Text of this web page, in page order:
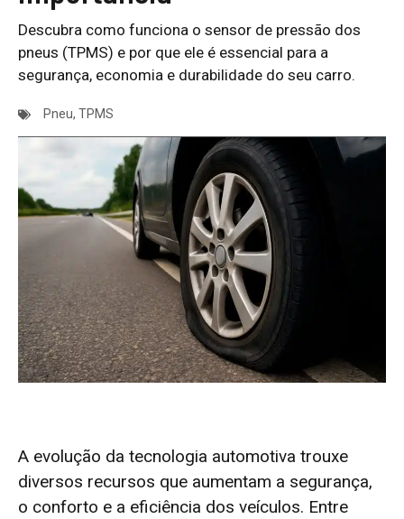
Descubra como funciona o sensor de pressão dos
pneus (TPMS) e por que ele é essencial para a
segurança, economia e durabilidade do seu carro.
Pneu, TPMS
A evolução da tecnologia automotiva trouxe
diversos recursos que aumentam a segurança,
o conforto e a eficiência dos veículos. Entre